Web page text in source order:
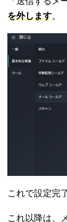
を外します。
これで設定完
これ以降は、